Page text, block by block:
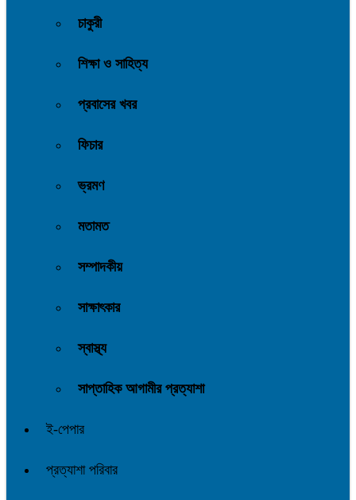
চাকুরী
শিক্ষা ও সাহিত্য
প্রবাসের খবর
ফিচার
ভ্রমণ
মতামত
সম্পাদকীয়
সাক্ষাৎকার
স্বাস্থ্য
সাপ্তাহিক আগামীর প্রত্যাশা
ই-পেপার
প্রত্যাশা পরিবার